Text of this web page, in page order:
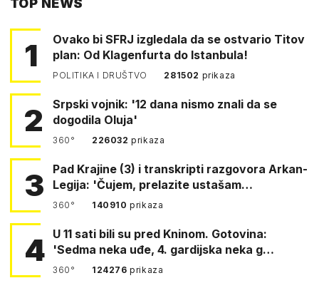
1
Ovako bi SFRJ izgledala da se ostvario Titov
plan: Od Klagenfurta do Istanbula!
POLITIKA I DRUŠTVO 281502 prikaza
2
Srpski vojnik: '12 dana nismo znali da se
dogodila Oluja'
360° 226032prikaza
3
Pad Krajine (3) i transkripti razgovora Arkan-
Legija: 'Čujem, prelazite ustašam…
360° 140910prikaza
4 U 11 sati bili su pred Kninom. Gotovina:
'Sedma neka uđe, 4. gardijska neka g…
360° 124276prikaza